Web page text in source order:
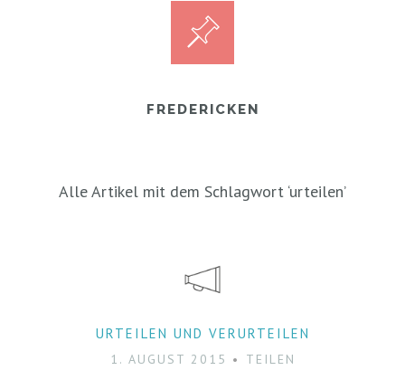
FREDERICKEN
Alle Artikel mit dem Schlagwort ‘urteilen’
URTEILEN UND VERURTEILEN
1. AUGUST 2015 TEILEN